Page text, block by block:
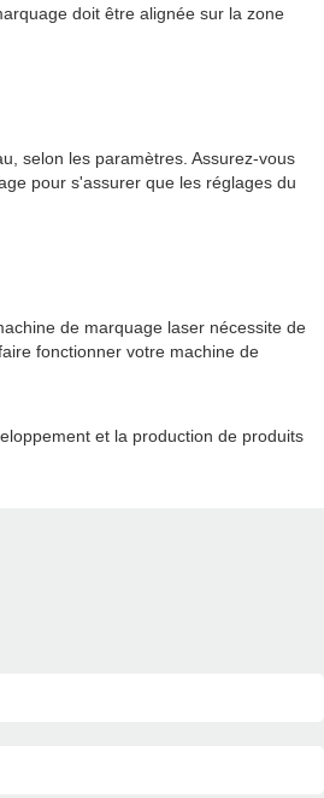
doit être alignée sur la zone
selon les paramètres. Assurez-vous
pour s'assurer que les réglages du
de marquage laser nécessite de
fonctionner votre machine de
et la production de produits